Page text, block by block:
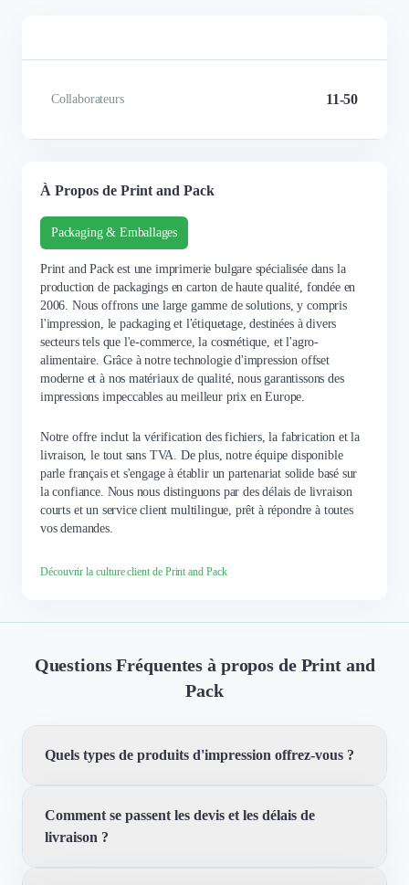
Collaborateurs 11-50
À Propos de Print and Pack
Packaging & Emballages
Print and Pack est une imprimerie bulgare spécialisée dans la
production de packagings en carton de haute qualité, fondée en
2006. Nous offrons une large gamme de solutions, y compris
l'impression, le packaging et l'étiquetage, destinées à divers
secteurs tels que l'e-commerce, la cosmétique, et l'agro-
alimentaire. Grâce à notre technologie d'impression offset
moderne et à nos matériaux de qualité, nous garantissons des
impressions impeccables au meilleur prix en Europe.
Notre offre inclut la vérification des fichiers, la fabrication et la
livraison, le tout sans TVA. De plus, notre équipe disponible
parle français et s'engage à établir un partenariat solide basé sur
la confiance. Nous nous distinguons par des délais de livraison
courts et un service client multilingue, prêt à répondre à toutes
vos demandes.
Découvrir la culture client de Print and Pack
Questions Fréquentes à propos de Print and
Pack
Quels types de produits d'impression offrez-vous ?
Nous proposons une vaste gamme de produits
d'impression, notamment des packagings en carton, des
Comment se passent les devis et les délais de
livraison ?